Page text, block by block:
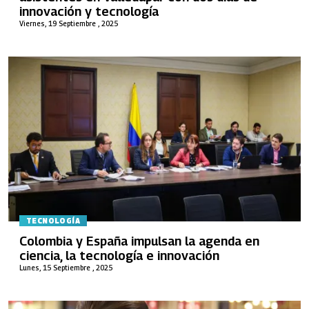
Viernes, 19 Septiembre , 2025
innovación y tecnología
TECNOLOGÍA
Lunes, 15 Septiembre , 2025
Colombia y España impulsan la agenda en
ciencia, la tecnología e innovación